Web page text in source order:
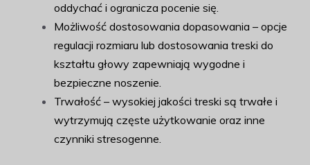
oddychać i ogranicza pocenie się.
Możliwość dostosowania dopasowania – opcje
regulacji rozmiaru lub dostosowania treski do
kształtu głowy zapewniają wygodne i
bezpieczne noszenie.
Trwałość – wysokiej jakości treski są trwałe i
wytrzymują częste użytkowanie oraz inne
czynniki stresogenne.